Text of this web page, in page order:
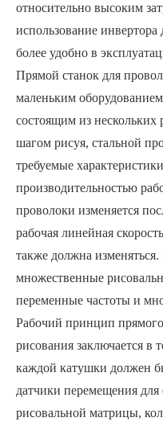
относительно высоким
использование
более удобно в
Прямой станок для
маленьким
состоящим из
шагом рисуя, стальной
требуемые
производительностью
проволоки изменяется
рабочая линейная
также должна
множественные
переменные частоты и
Рабочий принцип
рисования заключается в
каждой катушки должен
датчики перемещения
рисовальной матрицы,